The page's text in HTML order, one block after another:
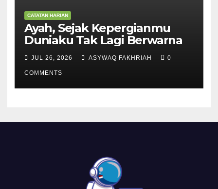
CATATAN HARIAN
Ayah, Sejak Kepergianmu
Duniaku Tak Lagi Berwarna
JUL 26, 2026 ASYWAQ FAKHRIAH 0
COMMENTS